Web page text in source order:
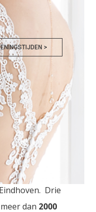
>
Bruidskledij Outlet
Drie
dan 2000